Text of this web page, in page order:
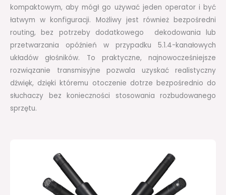
kompaktowym, aby mógł go używać jeden operator i być
łatwym w konfiguracji. Możliwy jest również bezpośredni
routing, bez potrzeby dodatkowego dekodowania lub
przetwarzania opóźnień w przypadku 5.1.4-kanałowych
układów głośników. To praktyczne, najnowocześniejsze
rozwiązanie transmisyjne pozwala uzyskać realistyczny
dźwięk, dzięki któremu otoczenie dotrze bezpośrednio do
słuchaczy bez konieczności stosowania rozbudowanego
sprzętu.